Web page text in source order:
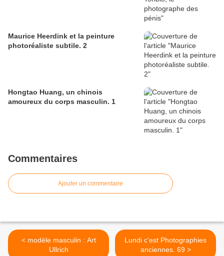
Maurice Heerdink et la peinture
photoréaliste subtile. 2
Hongtao Huang, un chinois
amoureux du corps masculin. 1
Commentaires
Ajouter un commentaire
< modèle masculin : Art
Ullrich
Lundi c'est Photographies
anciennes. 69 >